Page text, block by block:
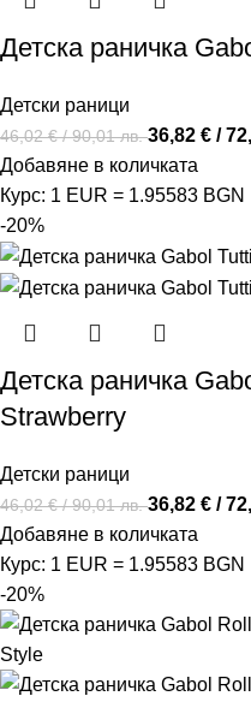
Детска раничка
Детски рaници
46,02€/ 90,01 лв.36,82€ /
Добавяне в количката
Курс: 1 EUR = 1.95583 BGN
-20%
Детска раничка
Strawberry
Детски рaници
46,02€/ 90,01 лв.36,82€ /
Добавяне в количката
Курс: 1 EUR = 1.95583 BGN
-20%